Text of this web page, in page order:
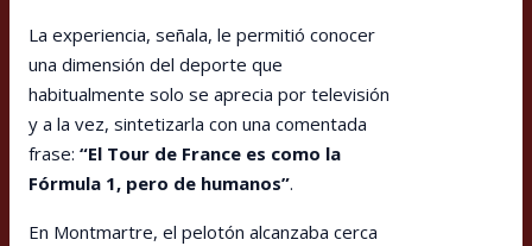
La experiencia, señala, le permitió conocer
una dimensión del deporte que
habitualmente solo se aprecia por televisión
y a la vez, sintetizarla con una comentada
frase: “El Tour de France es como la
Fórmula 1, pero de humanos”.
En Montmartre, el pelotón alcanzaba cerca